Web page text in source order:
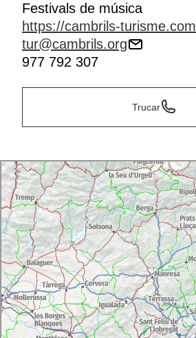
Festivals de música
https://cambrils-turisme.com
tur@cambrils.org
977 792 307
Trucar